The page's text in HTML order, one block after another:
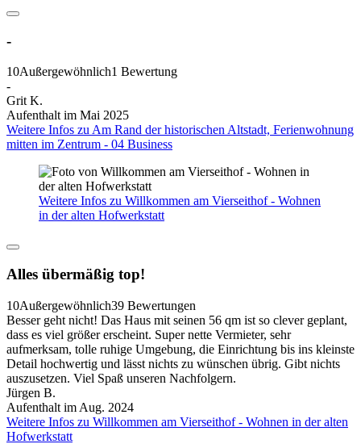
-
10Außergewöhnlich1 Bewertung
-
Grit K.
Aufenthalt im Mai 2025
Weitere Infos zu Am Rand der historischen Altstadt, Ferienwohnung
mitten im Zentrum - 04 Business
Weitere Infos zu Willkommen am Vierseithof - Wohnen
in der alten Hofwerkstatt
Alles übermäßig top!
10Außergewöhnlich39 Bewertungen
Besser geht nicht! Das Haus mit seinen 56 qm ist so clever geplant,
dass es viel größer erscheint. Super nette Vermieter, sehr
aufmerksam, tolle ruhige Umgebung, die Einrichtung bis ins kleinste
Detail hochwertig und lässt nichts zu wünschen übrig. Gibt nichts
auszusetzen. Viel Spaß unseren Nachfolgern.
Jürgen B.
Aufenthalt im Aug. 2024
Weitere Infos zu Willkommen am Vierseithof - Wohnen in der alten
Hofwerkstatt